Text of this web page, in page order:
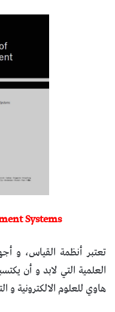
Systems
تعتبر أنظمة القياس، و
العلمية التي لابد و أن
هاوي للعلوم الالكترونية و